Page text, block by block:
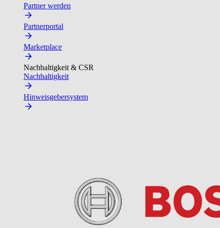
Partner werden
Partnerportal
Marketplace
Nachhaltigkeit & CSR
Nachhaltigkeit
Hinweisgebersystem